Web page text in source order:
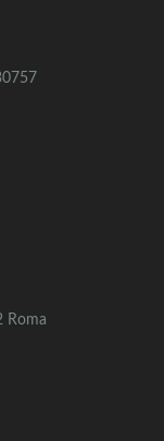
Roma